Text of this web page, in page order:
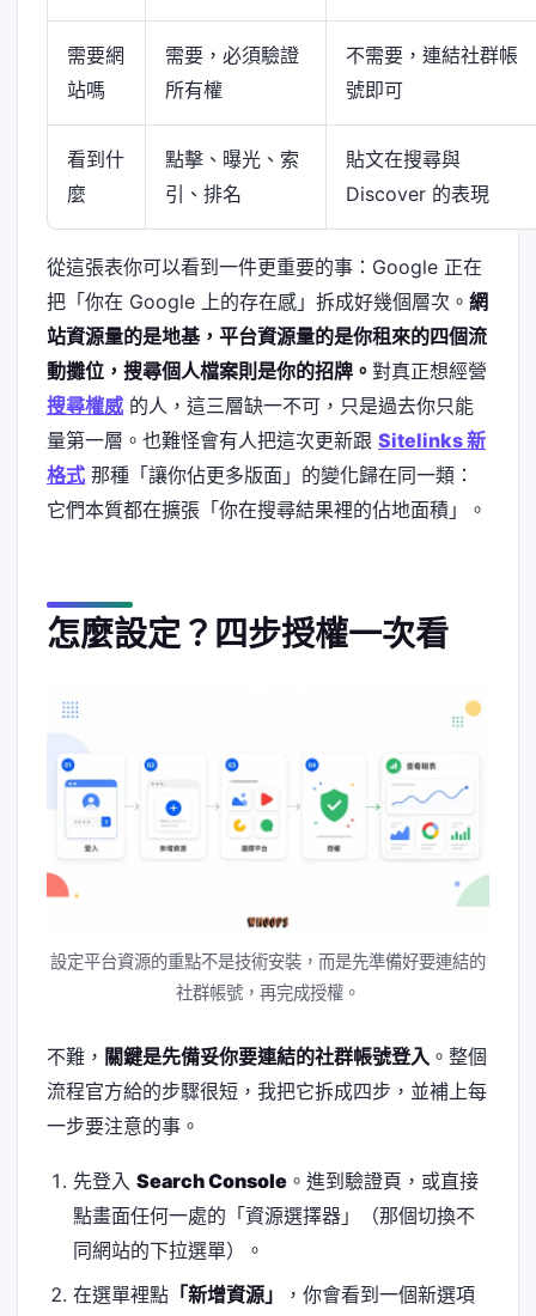
需要網
站嗎
需要，必須驗證
所有權
不需要，連結社群帳
號即可
看到什
麼
點擊、曝光、索
引、排名
貼文在搜尋與
Discover 的表現
從這張表你可以看到一件更重要的事：Google 正在
把「你在 Google 上的存在感」拆成好幾個層次。 網
站資源量的是地基，平台資源量的是你租來的四個流
動攤位，搜尋個人檔案則是你的招牌。 對真正想經營
搜尋權威 的人，這三層缺一不可，只是過去你只能
量第一層。也難怪會有人把這次更新跟 Sitelinks 新
格式 那種「讓你佔更多版面」的變化歸在同一類：
它們本質都在擴張「你在搜尋結果裡的佔地面積」。
怎麼設定？四步授權一次看
設定平台資源的重點不是技術安裝，而是先準備好要連結的
社群帳號，再完成授權。
不難， 關鍵是先備妥你要連結的社群帳號登入 。整個
流程官方給的步驟很短，我把它拆成四步，並補上每
一步要注意的事。
先登入 Search Console。進到驗證頁，或直接
點畫面任何一處的「資源選擇器」（那個切換不
同網站的下拉選單）。
在選單裡點「新增資源」 ，你會看到一個新選項